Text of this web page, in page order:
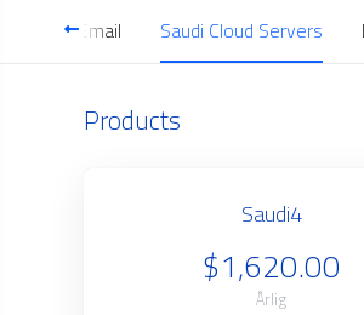
Email Saudi Cloud Servers
Products
Saudi4
$1,620.00
Årlig